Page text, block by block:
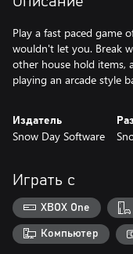
Play a fast paced game
wouldn't let you. Break
other house hold items,
playing an arcade style
Издатель
Snow Day Software
Играть с
XBOX One
Компьютер